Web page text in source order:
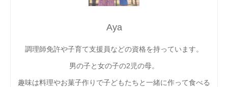
Aya
調理師免許や子育て支援員などの資格を持っています。
男の子と女の子の2児の母。
趣味は料理やお菓子作りで子どもたちと一緒に作って食べる